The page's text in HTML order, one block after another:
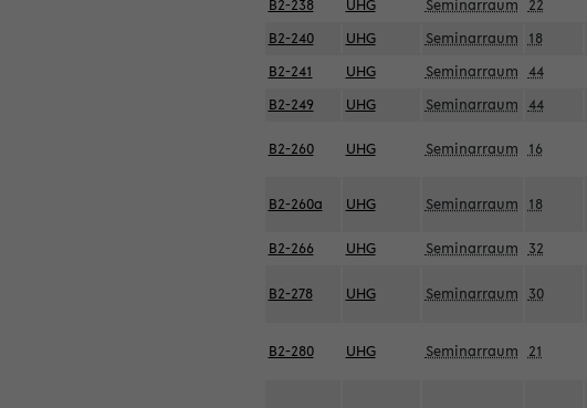
B2-238
UHG Seminarraum 22
B2-240
UHG Seminarraum 18
B2-241
UHG Seminarraum 44
B2-249
UHG Seminarraum 44
B2-260 UHG Seminarraum 16
B2-260a UHG Seminarraum 18
B2-266 UHG Seminarraum 32
B2-278 UHG Seminarraum 30
B2-280 UHG Seminarraum 21